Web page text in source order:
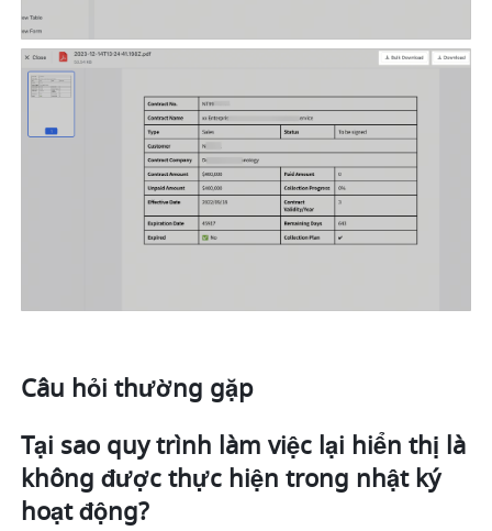
Câu hỏi thường gặp
Tại sao quy trình làm việc lại hiển thị là
không được thực hiện trong nhật ký
hoạt động?